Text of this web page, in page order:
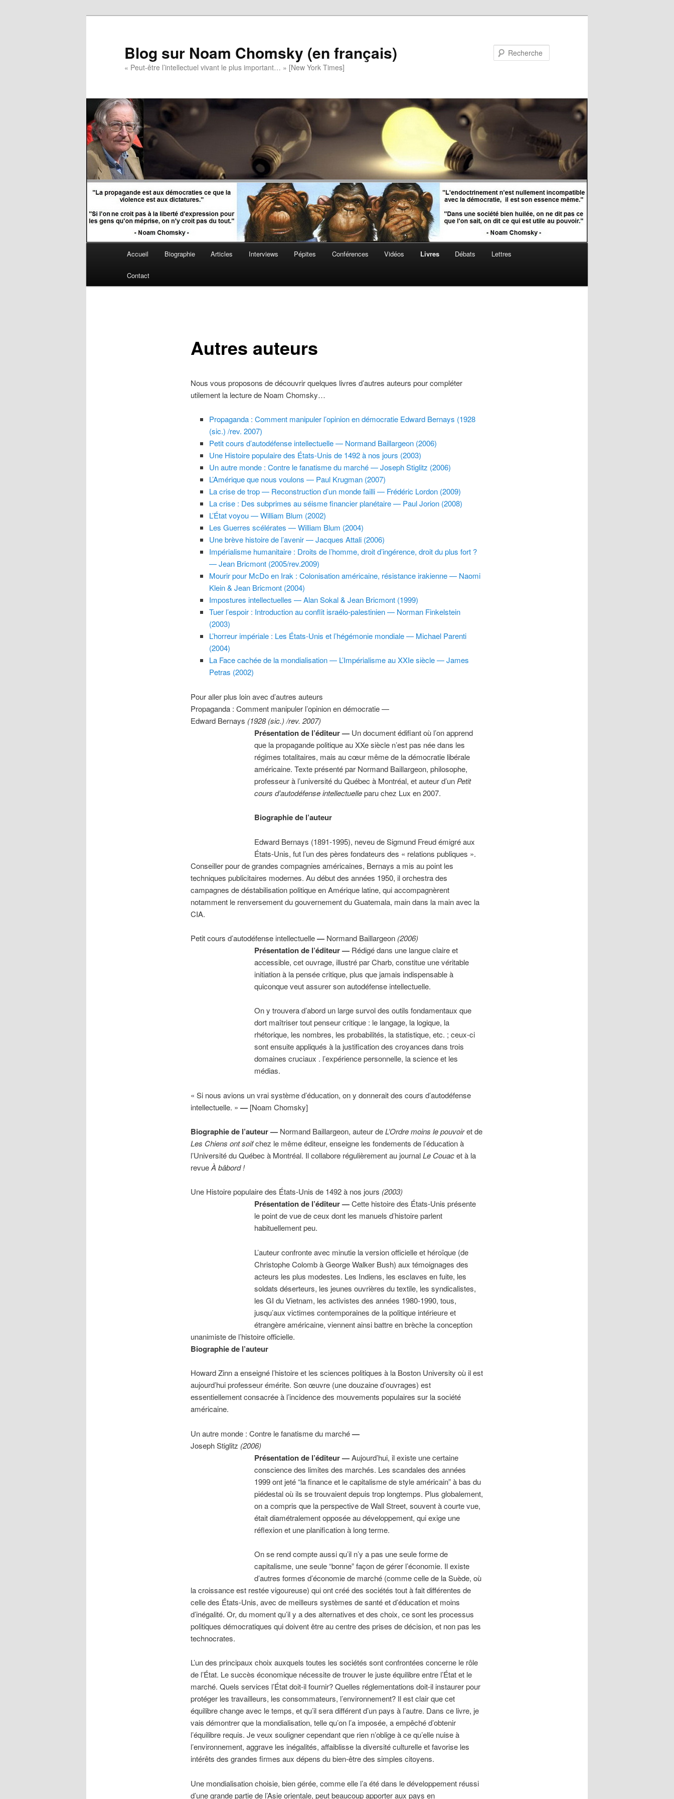
Blog sur Noam Chomsky (en français)
« Peut-être l’intellectuel vivant le plus important… » [New York Times]
Aller
au
Accueil Biographie Articles Interviews Pépites Conférences Vidéos Livres Débats Lettres
Contact
Autres auteurs
Nous vous proposons de découvrir quelques livres d’autres auteurs pour compléter
utilement la lecture de Noam Chomsky…
Propaganda : Comment manipuler l’opinion en démocratie Edward Bernays (1928
(sic.) /rev. 2007)
Petit cours d’autodéfense intellectuelle — Normand Baillargeon (2006)
Une Histoire populaire des États-Unis de 1492 à nos jours (2003)
Un autre monde : Contre le fanatisme du marché — Joseph Stiglitz (2006)
L’Amérique que nous voulons — Paul Krugman (2007)
La crise de trop — Reconstruction d’un monde failli — Frédéric Lordon (2009)
La crise : Des subprimes au séisme financier planétaire — Paul Jorion (2008)
L’État voyou — William Blum (2002)
Les Guerres scélérates — William Blum (2004)
Une brève histoire de l’avenir — Jacques Attali (2006)
Impérialisme humanitaire : Droits de l’homme, droit d’ingérence, droit du plus fort ?
— Jean Bricmont (2005/rev.2009)
Mourir pour McDo en Irak : Colonisation américaine, résistance irakienne — Naomi
Klein & Jean Bricmont (2004)
Impostures intellectuelles — Alan Sokal & Jean Bricmont (1999)
Tuer l’espoir : Introduction au conflit israélo-palestinien — Norman Finkelstein
(2003)
L’horreur impériale : Les États-Unis et l’hégémonie mondiale — Michael Parenti
(2004)
La Face cachée de la mondialisation — L’Impérialisme au XXIe siècle — James
Petras (2002)
Pour aller plus loin avec d’autres auteurs
Propaganda : Comment manipuler l’opinion en démocratie —
Edward Bernays (1928 (sic.) /rev. 2007)
Présentation de l’éditeur — Un document édifiant où l’on apprend
que la propagande politique au XXe siècle n’est pas née dans les
régimes totalitaires, mais au cœur même de la démocratie libérale
américaine. Texte présenté par Normand Baillargeon, philosophe,
professeur à l’université du Québec à Montréal, et auteur d’un Petit
cours d’autodéfense intellectuelleparu chez Lux en 2007.
Biographie de l’auteur
Edward Bernays (1891-1995), neveu de Sigmund Freud émigré aux
États-Unis, fut l’un des pères fondateurs des « relations publiques ».
Conseiller pour de grandes compagnies américaines, Bernays a mis au point les
techniques publicitaires modernes. Au début des années 1950, il orchestra des
campagnes de déstabilisation politique en Amérique latine, qui accompagnèrent
notamment le renversement du gouvernement du Guatemala, main dans la main avec la
CIA.
Petit cours d’autodéfense intellectuelle— Normand Baillargeon (2006)
Présentation de l’éditeur — Rédigé dans une langue claire et
accessible, cet ouvrage, illustré par Charb, constitue une véritable
initiation à la pensée critique, plus que jamais indispensable à
quiconque veut assurer son autodéfense intellectuelle.
On y trouvera d’abord un large survol des outils fondamentaux que
dort maîtriser tout penseur critique : le langage, la logique, la
rhétorique, les nombres, les probabilités, la statistique, etc. ; ceux-ci
sont ensuite appliqués à la justification des croyances dans trois
domaines cruciaux . l’expérience personnelle, la science et les
médias.
« Si nous avions un vrai système d’éducation, on y donnerait des cours d’autodéfense
intellectuelle. » —[Noam Chomsky]
Biographie de l’auteur—Normand Baillargeon, auteur deL’Ordre moins le pouvoiret de
Les Chiens ont soifchez le même éditeur, enseigne les fondements de l’éducation à
l’Université du Québec à Montréal. Il collabore régulièrement au journalLe Couacet à la
revueÀ bâbord !
Une Histoire populaire des États-Unis de 1492 à nos jours (2003)
Présentation de l’éditeur —Cette histoire des États-Unis présente
le point de vue de ceux dont les manuels d’histoire parlent
habituellement peu.
L’auteur confronte avec minutie la version officielle et héroïque (de
Christophe Colomb à George Walker Bush) aux témoignages des
acteurs les plus modestes. Les Indiens, les esclaves en fuite, les
soldats déserteurs, les jeunes ouvrières du textile, les syndicalistes,
les GI du Vietnam, les activistes des années 1980-1990, tous,
jusqu’aux victimes contemporaines de la politique intérieure et
étrangère américaine, viennent ainsi battre en brèche la conception
unanimiste de l’histoire officielle.
Biographie de l’auteur
Howard Zinn a enseigné l’histoire et les sciences politiques à la Boston University où il est
aujourd’hui professeur émérite. Son œuvre (une douzaine d’ouvrages) est
essentiellement consacrée à l’incidence des mouvements populaires sur la société
américaine.
Un autre monde : Contre le fanatisme du marché—
Joseph Stiglitz (2006)
Présentation de l’éditeur —Aujourd’hui, il existe une certaine
conscience des limites des marchés. Les scandales des années
1999 ont jeté “la finance et le capitalisme de style américain” à bas du
piédestal où ils se trouvaient depuis trop longtemps. Plus globalement,
on a compris que la perspective de Wall Street, souvent à courte vue,
était diamétralement opposée au développement, qui exige une
réflexion et une planification à long terme.
On se rend compte aussi qu’il n’y a pas une seule forme de
capitalisme, une seule “bonne” façon de gérer l’économie. Il existe
d’autres formes d’économie de marché (comme celle de la Suède, où
la croissance est restée vigoureuse) qui ont créé des sociétés tout à fait différentes de
celle des États-Unis, avec de meilleurs systèmes de santé et d’éducation et moins
d’inégalité. Or, du moment qu’il y a des alternatives et des choix, ce sont les processus
politiques démocratiques qui doivent être au centre des prises de décision, et non pas les
technocrates.
L’un des principaux choix auxquels toutes les sociétés sont confrontées concerne le rôle
de l’État. Le succès économique nécessite de trouver le juste équilibre entre l’État et le
marché. Quels services l’État doit-il fournir? Quelles réglementations doit-il instaurer pour
protéger les travailleurs, les consommateurs, l’environnement? Il est clair que cet
équilibre change avec le temps, et qu’il sera différent d’un pays à l’autre. Dans ce livre, je
vais démontrer que la mondialisation, telle qu’on l’a imposée, a empêché d’obtenir
l’équilibre requis. Je veux souligner cependant que rien n’oblige à ce qu’elle nuise à
l’environnement, aggrave les inégalités, affaiblisse la diversité culturelle et favorise les
intérêts des grandes firmes aux dépens du bien-être des simples citoyens.
Une mondialisation choisie, bien gérée, comme elle l’a été dans le développement réussi
d’une grande partie de l’Asie orientale, peut beaucoup apporter aux pays en